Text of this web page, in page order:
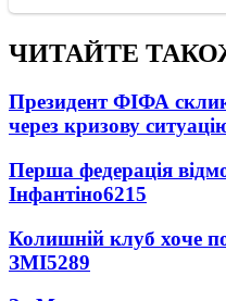
ЧИТАЙТЕ
Президент ФІФА
через кризову
Перша федерація
Інфантіно6215
Колишній клуб хоче
ЗМІ5289